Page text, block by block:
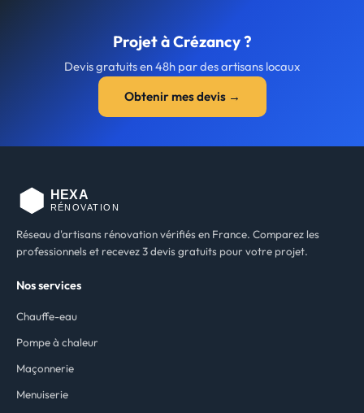
Projet à Crézancy ?
Devis gratuits en 48h par des artisans locaux
Obtenir mes devis →
Réseau d'artisans rénovation vérifiés en France. Comparez les
professionnels et recevez 3 devis gratuits pour votre projet.
Nos services
Chauffe-eau
Pompe à chaleur
Maçonnerie
Menuiserie